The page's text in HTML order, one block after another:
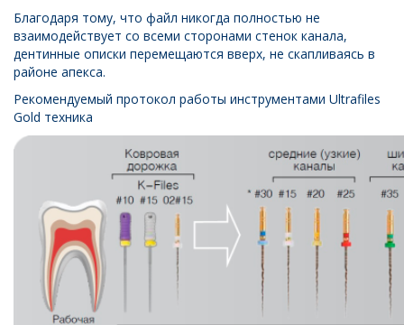
Благодаря тому, что файл никогда полностью не
взаимодействует со всеми сторонами стенок канала,
дентинные описки перемещаются вверх, не скапливаясь в
районе апекса.
Рекомендуемый протокол работы инструментами Ultrafiles
Gold техника